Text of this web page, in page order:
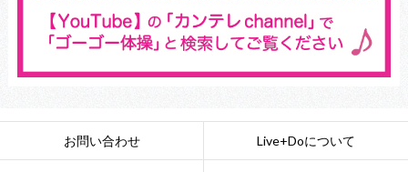
お問い合わせ Live+Doについて